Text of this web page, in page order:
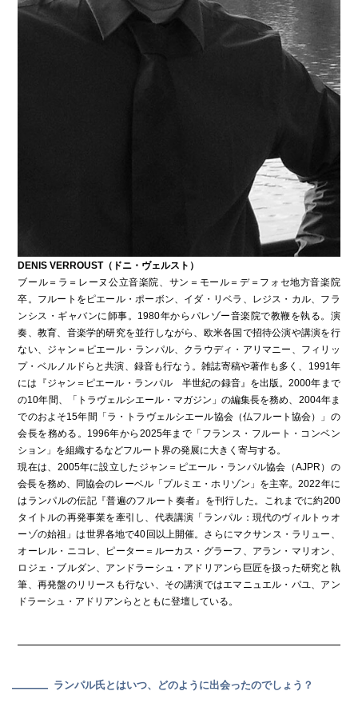
DENIS VERROUST（ドニ・ヴェルスト）
ブール＝ラ＝レーヌ公立音楽院、サン＝モール＝デ＝フォセ地方音楽院
卒。フルートをピエール・ポーボン、イダ・リベラ、レジス・カル、フラ
ンシス・ギャバンに師事。1980年からパレゾー音楽院で教鞭を執る。演
奏、教育、音楽学的研究を並行しながら、欧米各国で招待公演や講演を行
ない、ジャン＝ピエール・ランパル、クラウディ・アリマニー、フィリッ
プ・ベルノルドらと共演、録音も行なう。雑誌寄稿や著作も多く、1991年
には『ジャン＝ピエール・ランパル 半世紀の録音』を出版。2000年まで
の10年間、「トラヴェルシエール・マガジン」の編集長を務め、2004年ま
でのおよそ15年間「ラ・トラヴェルシエール協会（仏フルート協会）」の
会長を務める。1996年から2025年まで「フランス・フルート・コンベン
ション」を組織するなどフルート界の発展に大きく寄与する。
現在は、2005年に設立したジャン＝ピエール・ランパル協会（AJPR）の
会長を務め、同協会のレーベル「プルミエ・ホリゾン」を主宰。2022年に
はランパルの伝記『普遍のフルート奏者』を刊行した。これまでに約200
タイトルの再発事業を牽引し、代表講演「ランパル：現代のヴィルトゥオ
ーゾの始祖」は世界各地で40回以上開催。さらにマクサンス・ラリュー、
オーレル・ニコレ、ピーター＝ルーカス・グラーフ、アラン・マリオン、
ロジェ・ブルダン、アンドラーシュ・アドリアンら巨匠を扱った研究と執
筆、再発盤のリリースも行ない、その講演ではエマニュエル・パユ、アン
ドラーシュ・アドリアンらとともに登壇している。
― ランパル氏とはいつ、どのように出会ったのでしょう？